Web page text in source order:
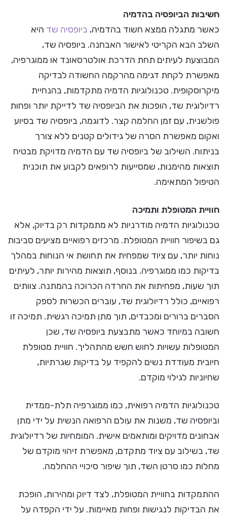
חשיבות הביופסיה בהדמיה
כאשר מתגלה ממצא חשוד בהדמיה, ביופסיה שד היא
השלב הבא הקריטי לאישור האבחנה. ביופסיה שד,
המבוצעת לעיתים תחת הדרכת אולטרסאונד או ממוגרפיה,
מאפשרת לקחת דגימה מהרקמה החשודה לבדיקה
מיקרוסקופית. טכנולוגיות הדמיה מתקדמות, בהנחיית
רדיולוגית שד, הופכות את הביופסיה שד לדייקת יותר ופחות
פולשנית, עם זמן החלמה קצר. לדוגמה, ביופסיה שד בסיוע
ואקום מאפשרת הסרה של גידולים קטנים ללא צורך
בניתוח. השילוב של ביופסיה שד עם הדמיה מדויקת מבטיח
תוצאות מהימנות, שמסייעות לרופאים לקבוע את תוכנית
הטיפול המתאימה.
חוויית המטופלת ותמיכה
טכנולוגיות הדמיה מודרניות לא מתמקדות רק בדיוק, אלא
גם בשיפור חוויית המטופלת. מרכזים רפואיים מציעים סביבות
נוחות יותר, עם ציוד שמפחית את תחושת אי הנוחות במהלך
בדיקות כמו ממוגרפיה. בנוסף, תוצאות מהירות יותר, לעיתים
תוך שעות, מפחיתות את החרדה הכרוכה בהמתנה. צוותים
רפואיים, כולל רדיולוגית שד, עוברים הכשרות לספק
הסברים ברורים ומכבדים, תוך מתן תמיכה רגשית. תמיכה זו
חשובה במיוחד כאשר מתבצעת ביופסיה שד, שכן
המטופלות עשויות לחוש חשש מהתהליך. חוויית מטופלת
חיובית מעודדת נשים להקפיד על בדיקות שגרתיות,
שחיוניות לגילוי מוקדם.
טכנולוגיות הדמיה רפואית, כמו ממוגרפיה תלת-ממדית
וביופסיה שד, משנות את עולם הרפואה הנשית על ידי מתן
אבחונים מדויקים ומותאמים אישית. המומחיות של רדיולוגית
שד, בשילוב עם ציוד מתקדם, מאפשרת זיהוי מוקדם של
מחלות כמו סרטן השד, תוך שיפור סיכויי ההחלמה.
ההתמקדות בחוויית המטופלת, לצד דיוק ומהירות, הופכת
את הבדיקות לנגישות ופחות מאיימות. על ידי הקפדה על